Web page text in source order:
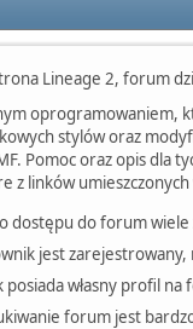
Lineage 2, forum
oprogramowaniem,
stylów oraz
Pomoc oraz opis dla
z linków
dostępu do forum
jest
posiada własny profil na
forum jest